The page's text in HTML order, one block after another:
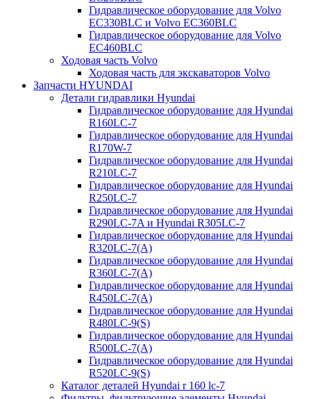
Гидравлическое оборудование для Volvo
EC330BLC и Volvo EC360BLC
Гидравлическое оборудование для Volvo
EC460BLC
Ходовая часть Volvo
Ходовая часть для экскаваторов Volvo
Запчасти HYUNDAI
Детали гидравлики Hyundai
Гидравлическое оборудование для Hyundai
R160LC-7
Гидравлическое оборудование для Hyundai
R170W-7
Гидравлическое оборудование для Hyundai
R210LC-7
Гидравлическое оборудование для Hyundai
R250LC-7
Гидравлическое оборудование для Hyundai
R290LC-7A и Hyundai R305LC-7
Гидравлическое оборудование для Hyundai
R320LC-7(A)
Гидравлическое оборудование для Hyundai
R360LC-7(A)
Гидравлическое оборудование для Hyundai
R450LC-7(A)
Гидравлическое оборудование для Hyundai
R480LC-9(S)
Гидравлическое оборудование для Hyundai
R500LC-7(A)
Гидравлическое оборудование для Hyundai
R520LC-9(S)
Каталог деталей Hyundai r 160 lc-7